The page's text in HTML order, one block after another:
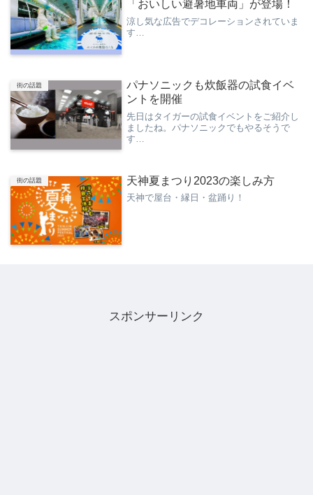
「おいしい避暑地車両」が登場！
涼し気な広告でデコレーションされていま
す…
街の話題
パナソニックも炊飯器の試食イベ
ントを開催
先日はタイガーの試食イベントをご紹介し
ましたね。パナソニックでもやるそうで
す…
街の話題 天神夏まつり2023の楽しみ方
天神で屋台・縁日・盆踊り！
スポンサーリンク